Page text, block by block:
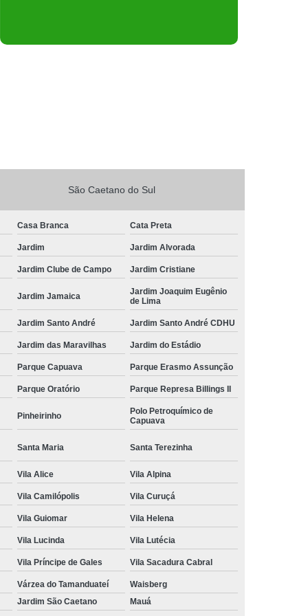
São Caetano do Sul
Casa Branca Cata Preta
Jardim Jardim Alvorada
Jardim Clube de Campo Jardim Cristiane
Jardim Jamaica
Jardim Joaquim Eugênio
de Lima
Jardim Santo André Jardim Santo André CDHU
Jardim das Maravilhas Jardim do Estádio
Parque Capuava Parque Erasmo Assunção
Parque Oratório Parque Represa Billings II
Pinheirinho
Polo Petroquímico de
Capuava
Santa Maria Santa Terezinha
Vila Alice Vila Alpina
Vila Camilópolis Vila Curuçá
Vila Guiomar Vila Helena
Vila Lucinda Vila Lutécia
Vila Príncipe de Gales Vila Sacadura Cabral
Várzea do Tamanduateí
Waisberg
Jardim São Caetano Mauá